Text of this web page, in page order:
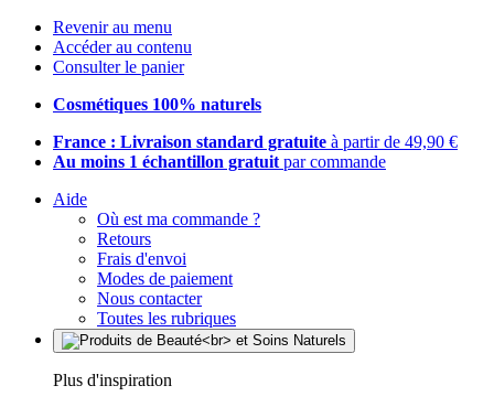
Revenir au menu
Accéder au contenu
Consulter le panier
Cosmétiques 100% naturels
France : Livraison standard gratuite à partir de 49,90 €
Au moins 1 échantillon gratuit par commande
Aide
Où est ma commande ?
Retours
Frais d'envoi
Modes de paiement
Nous contacter
Toutes les rubriques
Plus d'inspiration